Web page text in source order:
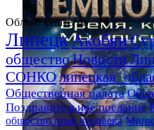
Облако хештегов
ЛипецкАкобян
обществоНовости
СОНКО
Общественная палата
Поздравительное послание
общество прав человека